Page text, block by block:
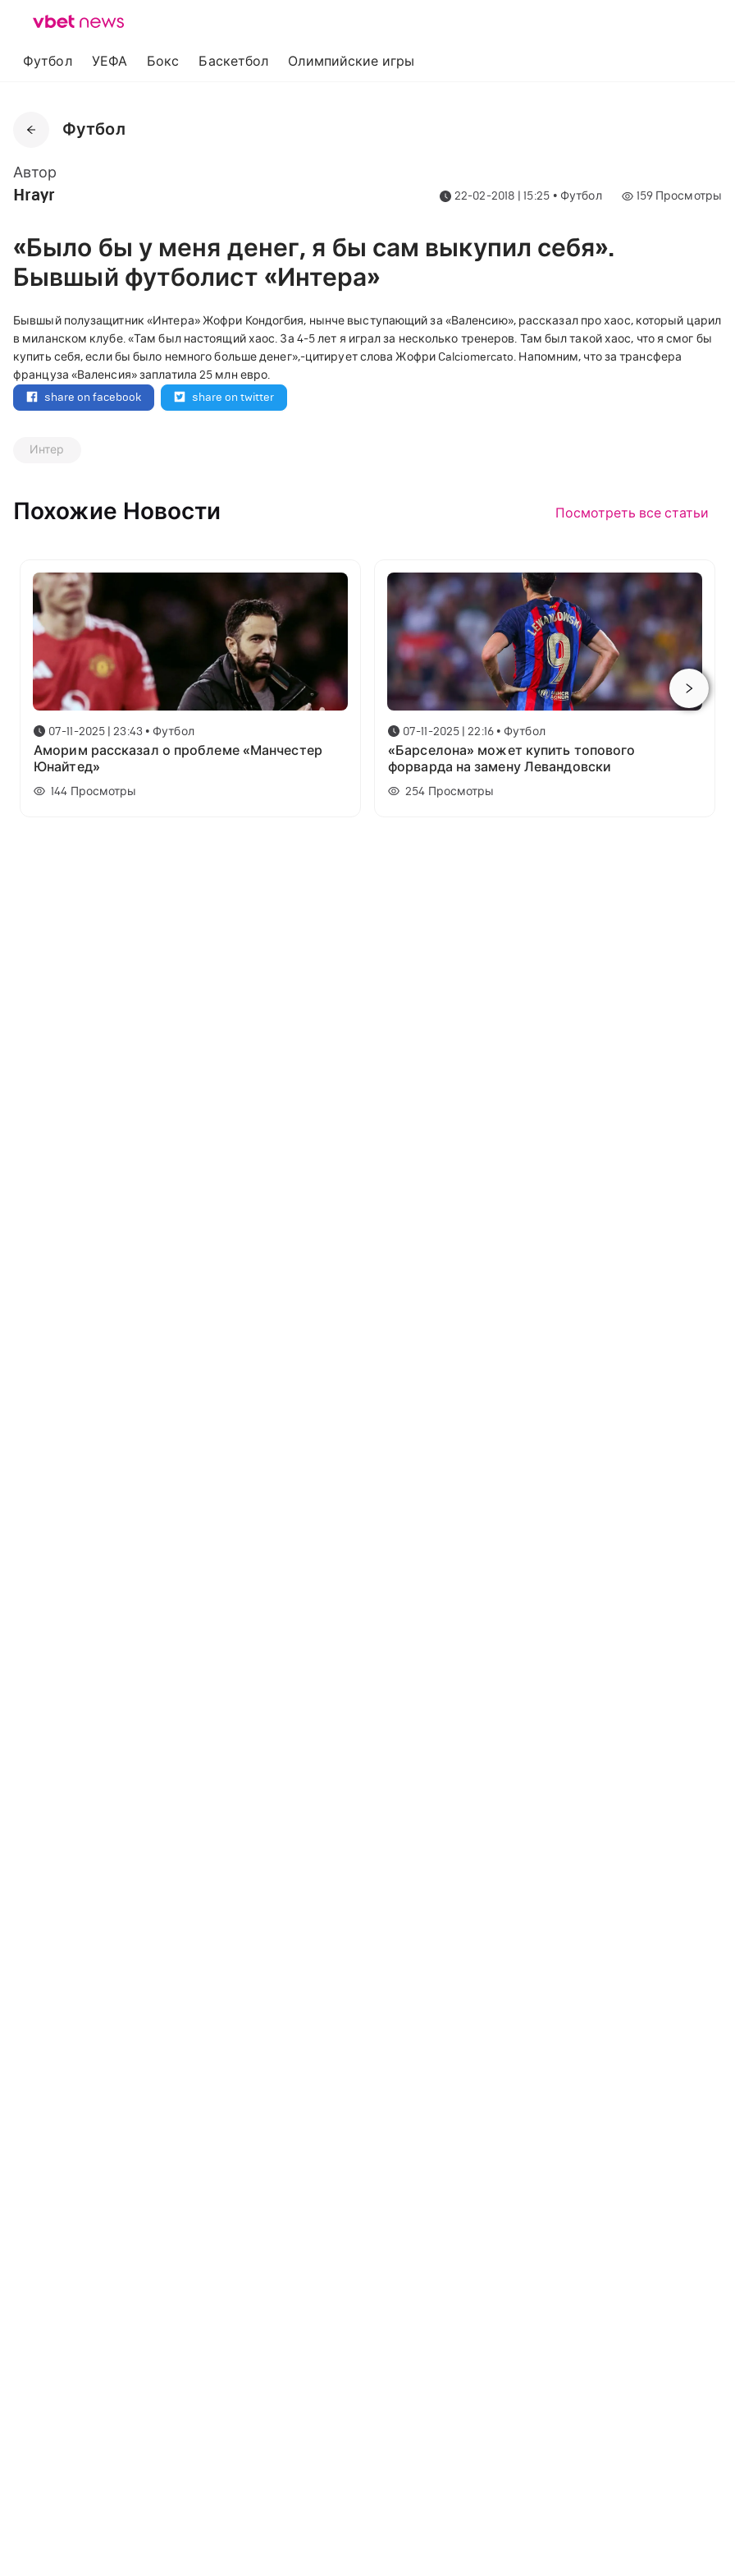
Футбол УЕФА Бокс Баскетбол Олимпийские игры
Футбол
Автор
Hrayr 22-02-2018 | 15:25 • Футбол 159 Просмотры
«Было бы у меня денег, я бы сам выкупил себя».
Бывшый футболист «Интера»
Бывшый полузащитник «Интера» Жофри Кондогбия, нынче выступающий за «Валенсию», рассказал про хаос, который царил
в миланском клубе. «Там был настоящий хаос. За 4-5 лет я играл за несколько тренеров. Там был такой хаос, что я смог бы
купить себя, если бы было немного больше денег»,-цитирует слова Жофри Calciomercato. Напомним, что за трансфера
француза «Валенсия» заплатила 25 млн евро.
share on facebook
share on twitter
Интер
Похожие Новости Посмотреть все статьи
07-11-2025 | 23:43 • Футбол
Аморим рассказал о проблеме «Манчестер
Юнайтед»
144 Просмотры
07-11-2025 | 22:16 • Футбол
«Барселона» может купить топового
форварда на замену Левандовски
254 Просмотры